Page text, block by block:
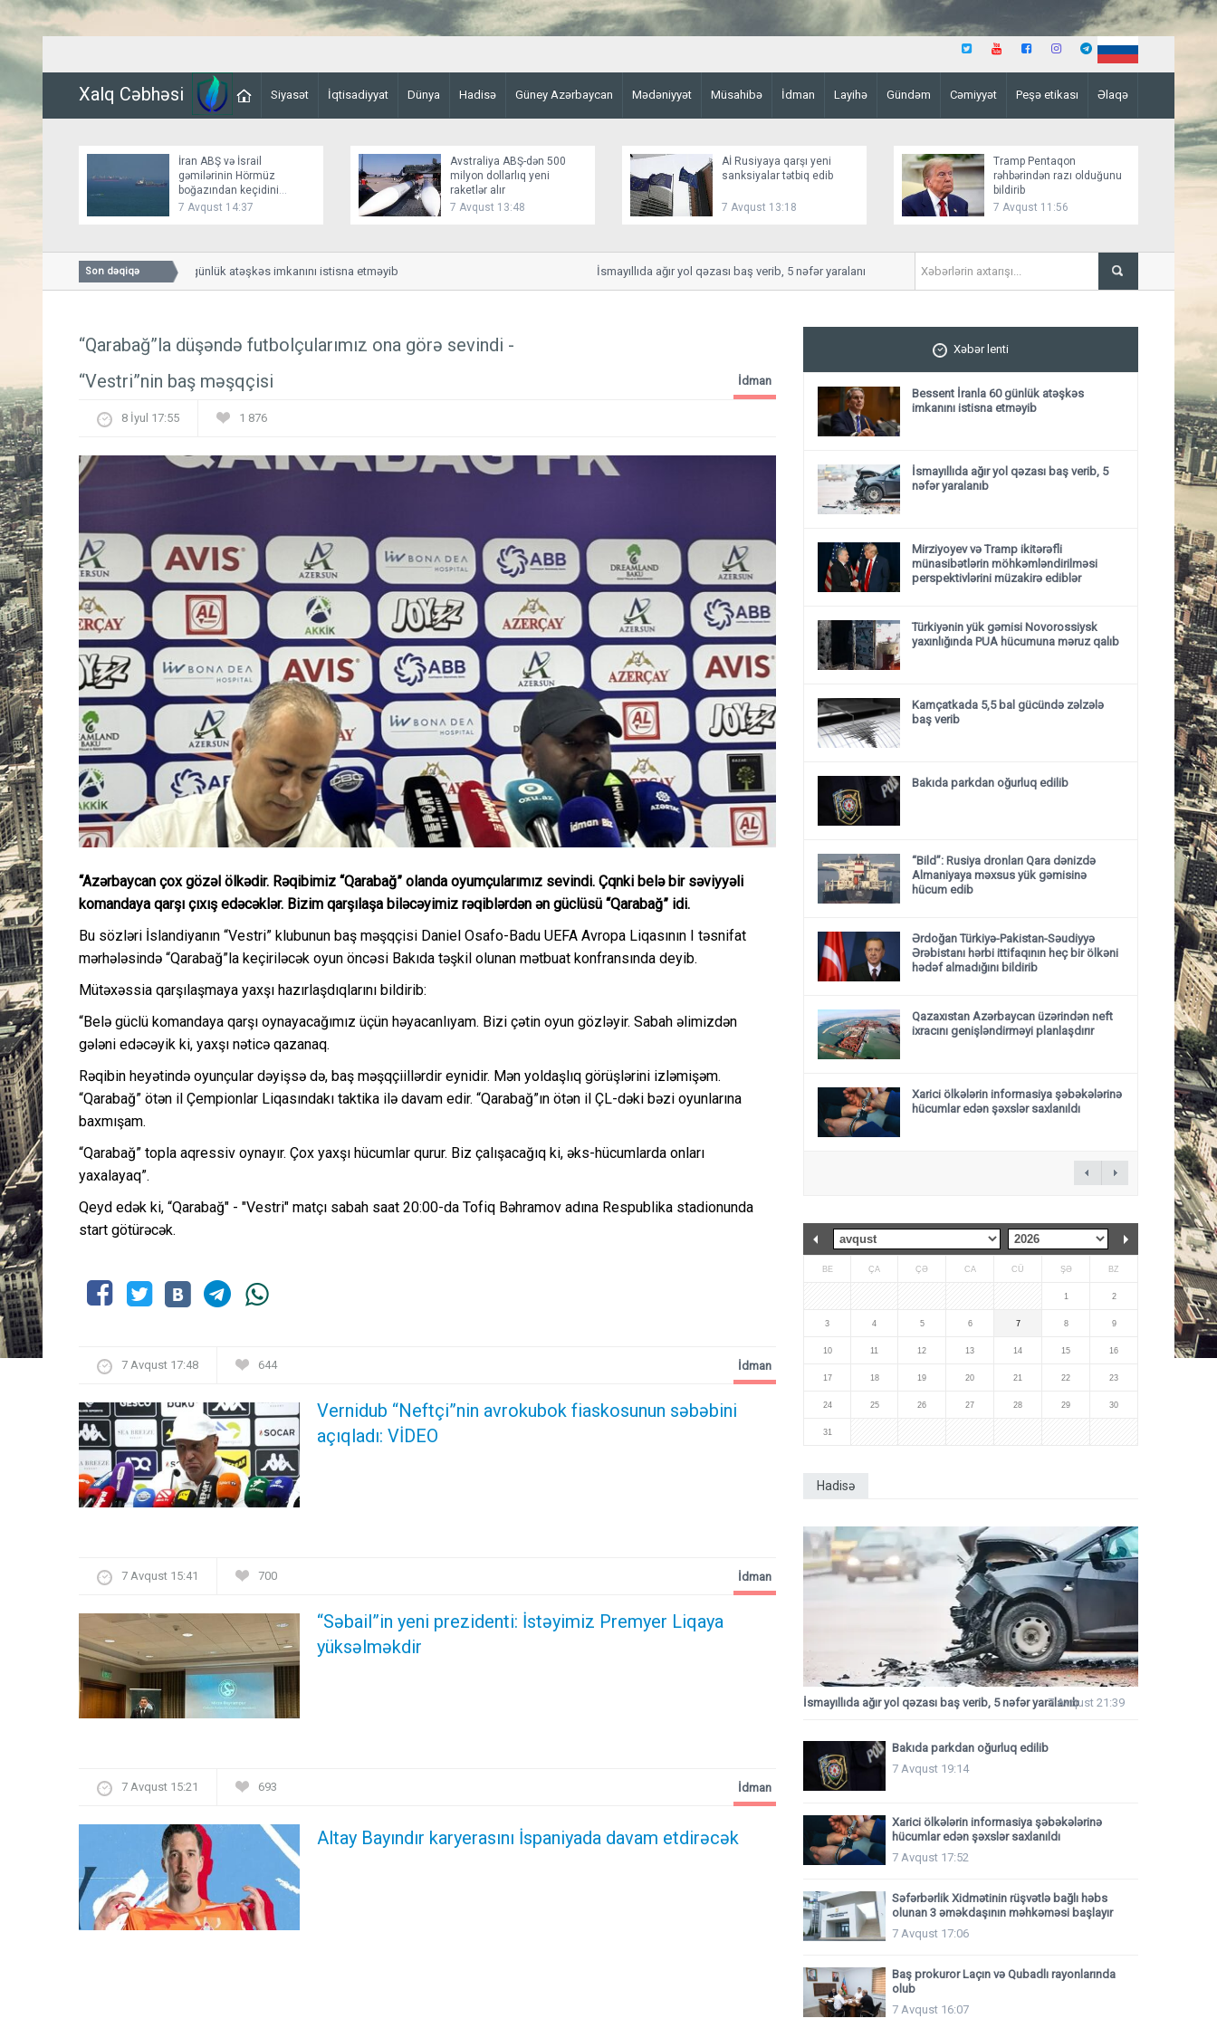
Xalq Cəbhəsi Siyasət İqtisadiyyat Dünya Hadisə Güney Azərbaycan Mədəniyyət Müsahibə İdman Layihə Gündəm Cəmiyyət Peşə etikası Əlaqə
İran ABŞ və İsrail
gəmilərinin Hörmüz
boğazından keçidini
bağlayır
7 Avqust 14:37
Avstraliya ABŞ-dən 500
milyon dollarlıq yeni
raketlər alır
7 Avqust 13:48
Aİ Rusiyaya qarşı yeni
sanksiyalar tətbiq edib
7 Avqust 13:18
Tramp Pentaqon
rəhbərindən razı olduğunu
bildirib
7 Avqust 11:56
Son dəqiqə
Bessent İranla 60 günlük atəşkəs imkanını istisna etməyib İsmayıllıda ağır yol qəzası baş verib, 5 nəfər yaralanıb
Mirziyoyev və Tramp
ediblər
“Qarabağ”la düşəndə futbolçularımız ona görə sevindi -
“Vestri”nin baş məşqçisi
İdman
8 İyul 17:55 1 876
“Azərbaycan çox gözəl ölkədir. Rəqibimiz “Qarabağ” olanda oyumçularımız sevindi. Çqnki belə bir səviyyəli
komandaya qarşı çıxış edəcəklər. Bizim qarşılaşa biləcəyimiz rəqiblərdən ən güclüsü “Qarabağ” idi.
Bu sözləri İslandiyanın “Vestri” klubunun baş məşqçisi Daniel Osafo-Badu UEFA Avropa Liqasının I təsnifat
mərhələsində “Qarabağ”la keçiriləcək oyun öncəsi Bakıda təşkil olunan mətbuat konfransında deyib.
Mütəxəssia qarşılaşmaya yaxşı hazırlaşdıqlarını bildirib:
“Belə güclü komandaya qarşı oynayacağımız üçün həyacanlıyam. Bizi çətin oyun gözləyir. Sabah əlimizdən
gələni edəcəyik ki, yaxşı nəticə qazanaq.
Rəqibin heyətində oyunçular dəyişsə də, baş məşqçiillərdir eynidir. Mən yoldaşlıq görüşlərini izləmişəm.
“Qarabağ” ötən il Çempionlar Liqasındakı taktika ilə davam edir. “Qarabağ”ın ötən il ÇL-dəki bəzi oyunlarına
baxmışam.
“Qarabağ” topla aqressiv oynayır. Çox yaxşı hücumlar qurur. Biz çalışacağıq ki, əks-hücumlarda onları
yaxalayaq”.
Qeyd edək ki, “Qarabağ" - "Vestri" matçı sabah saat 20:00-da Tofiq Bəhramov adına Respublika stadionunda
start götürəcək.
7 Avqust 17:48 644
Vernidub “Neftçi”nin avrokubok fiaskosunun səbəbini
açıqladı: VİDEO
İdman
7 Avqust 15:41 700
“Səbail”in yeni prezidenti: İstəyimiz Premyer Liqaya
yüksəlməkdir
İdman
7 Avqust 15:21 693
Altay Bayındır karyerasını İspaniyada davam etdirəcək
İdman
Xəbər lenti
Bessent İranla 60 günlük atəşkəs
imkanını istisna etməyib
İsmayıllıda ağır yol qəzası baş verib, 5
nəfər yaralanıb
Mirziyoyev və Tramp ikitərəfli
münasibətlərin möhkəmləndirilməsi
perspektivlərini müzakirə ediblər
Türkiyənin yük gəmisi Novorossiysk
yaxınlığında PUA hücumuna məruz qalıb
Kamçatkada 5,5 bal gücündə zəlzələ
baş verib
Bakıda parkdan oğurluq edilib
“Bild”: Rusiya dronları Qara dənizdə
Almaniyaya məxsus yük gəmisinə
hücum edib
Ərdoğan Türkiyə-Pakistan-Səudiyyə
Ərəbistanı hərbi ittifaqının heç bir ölkəni
hədəf almadığını bildirib
Qazaxıstan Azərbaycan üzərindən neft
ixracını genişləndirməyi planlaşdırır
Xarici ölkələrin informasiya şəbəkələrinə
hücumlar edən şəxslər saxlanıldı
BE ÇA ÇƏ CA CÜ ŞƏ BZ
1 2
3 4 5 6 7 8 9
10 11 12 13 14 15 16
17 18 19 20 21 22 23
24 25 26 27 28 29 30
31
Hadisə
İsmayıllıda ağır yol qəzası baş verib, 5 nəfər yaralanıb7 Avqust 21:39
Bakıda parkdan oğurluq edilib
7 Avqust 19:14
Xarici ölkələrin informasiya şəbəkələrinə
hücumlar edən şəxslər saxlanıldı
7 Avqust 17:52
Səfərbərlik Xidmətinin rüşvətlə bağlı həbs
olunan 3 əməkdaşının məhkəməsi başlayır
7 Avqust 17:06
Baş prokuror Laçın və Qubadlı rayonlarında
olub
7 Avqust 16:07